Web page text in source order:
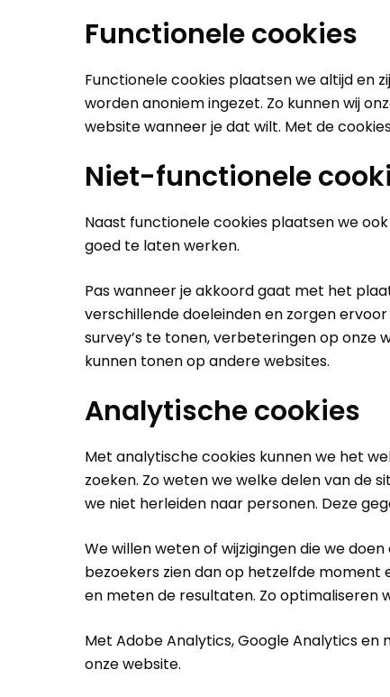
Functionele cookies
Functionele cookies plaatsen we altijd en
worden anoniem ingezet. Zo kunnen wij
website wanneer je dat wilt. Met de
Niet-functionele
Naast functionele cookies plaatsen we
goed te laten werken.
Pas wanneer je akkoord gaat met het
verschillende doeleinden en zorgen
survey’s te tonen, verbeteringen op
kunnen tonen op andere websites.
Analytische cookies
Met analytische cookies kunnen we het
zoeken. Zo weten we welke delen van de
we niet herleiden naar personen. Deze
We willen weten of wijzigingen die we
bezoekers zien dan op hetzelfde moment
en meten de resultaten. Zo optimaliseren
Met Adobe Analytics, Google Analytics
onze website.